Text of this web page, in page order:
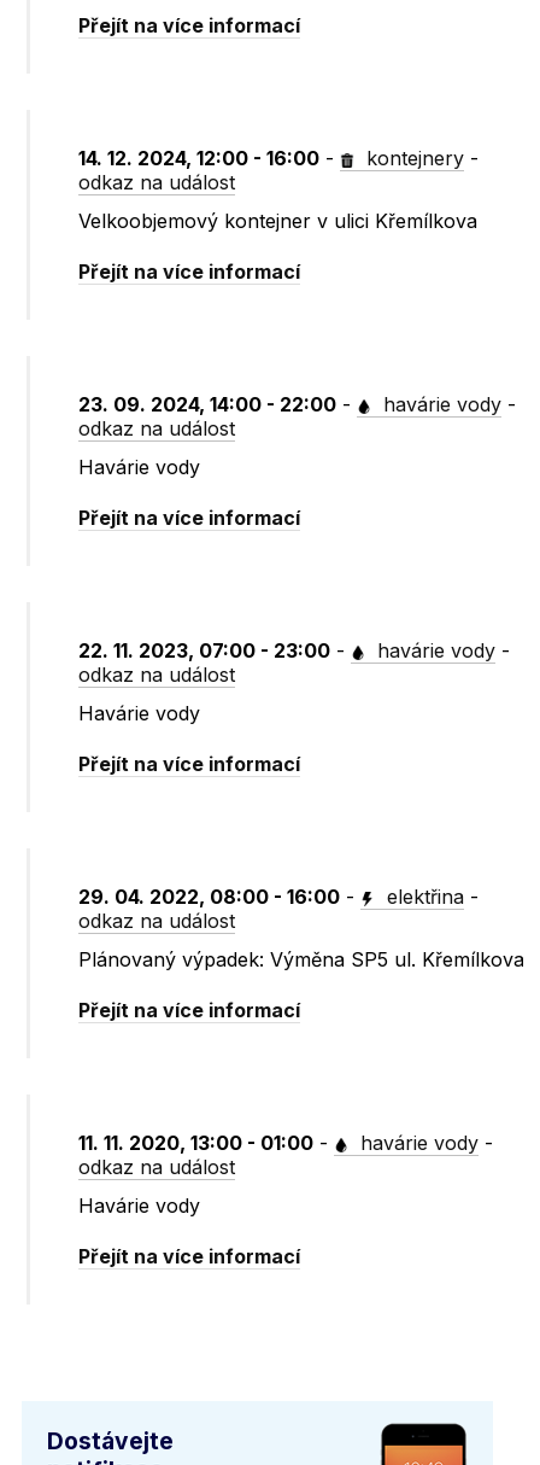
Přejít na více informací
14. 12. 2024, 12:00 - 16:00 - kontejnery -
odkaz na událost
Velkoobjemový kontejner v ulici Křemílkova
Přejít na více informací
23. 09. 2024, 14:00 - 22:00 - havárie vody -
odkaz na událost
Havárie vody
Přejít na více informací
22. 11. 2023, 07:00 - 23:00 - havárie vody -
odkaz na událost
Havárie vody
Přejít na více informací
29. 04. 2022, 08:00 - 16:00 - elektřina -
odkaz na událost
Plánovaný výpadek: Výměna SP5 ul. Křemílkova
Přejít na více informací
11. 11. 2020, 13:00 - 01:00 - havárie vody -
odkaz na událost
Havárie vody
Přejít na více informací
Dostávejte